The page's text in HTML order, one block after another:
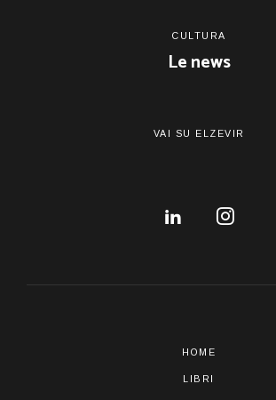
CULTURA
Le news
VAI SU ELZEVIR
HOME
LIBRI